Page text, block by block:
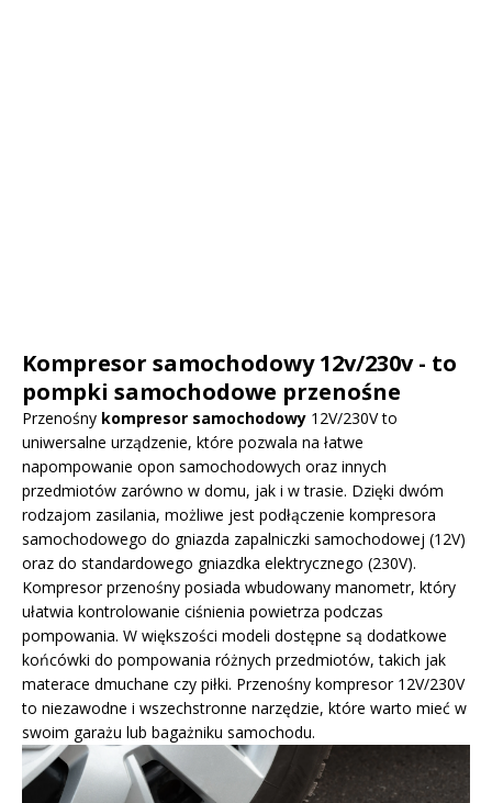
Kompresor samochodowy 12v/230v - to
pompki samochodowe przenośne
Przenośny kompresor samochodowy 12V/230V to
uniwersalne urządzenie, które pozwala na łatwe
napompowanie opon samochodowych oraz innych
przedmiotów zarówno w domu, jak i w trasie. Dzięki dwóm
rodzajom zasilania, możliwe jest podłączenie kompresora
samochodowego do gniazda zapalniczki samochodowej (12V)
oraz do standardowego gniazdka elektrycznego (230V).
Kompresor przenośny posiada wbudowany manometr, który
ułatwia kontrolowanie ciśnienia powietrza podczas
pompowania. W większości modeli dostępne są dodatkowe
końcówki do pompowania różnych przedmiotów, takich jak
materace dmuchane czy piłki. Przenośny kompresor 12V/230V
to niezawodne i wszechstronne narzędzie, które warto mieć w
swoim garażu lub bagażniku samochodu.